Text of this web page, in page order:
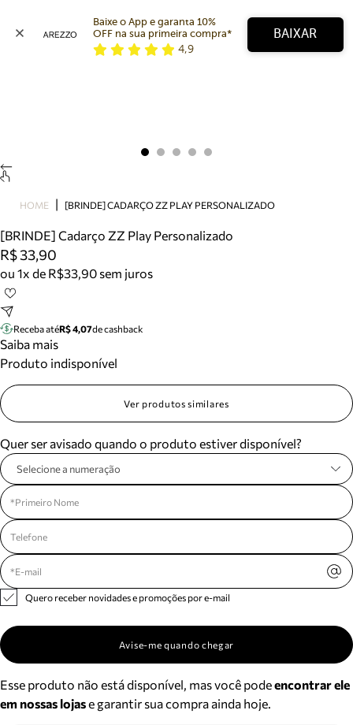
Bolsa
Tamanco
Tênis
Mule
Tire dúvidas sobre pedidos, devoluções e mais.
Meus pedidos
Acompanhe seus pedidos e solicite devoluções.
Baixe o App e garanta 10%
OFF na sua primeira compra*
4,9
BAIXAR
HOME [BRINDE] CADARÇO ZZ PLAY PERSONALIZADO
[BRINDE] Cadarço ZZ Play Personalizado
R$ 33,90
ou 1x de R$33,90 sem juros
Receba atéR$ 4,07de cashback
Saiba mais
Produto indisponível
Ver produtos similares
Quer ser avisado quando o produto estiver disponível?
Selecione a numeração
Quero receber novidades e promoções por e-mail
Avise-me quando chegar
Esse produto não está disponível, mas você podeencontrar ele
em nossas lojase garantir sua compra ainda hoje.